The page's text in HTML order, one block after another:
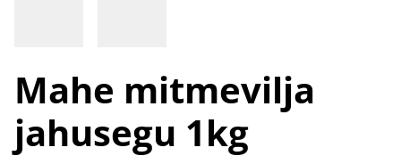
Mahe mitmevilja
jahusegu 1kg